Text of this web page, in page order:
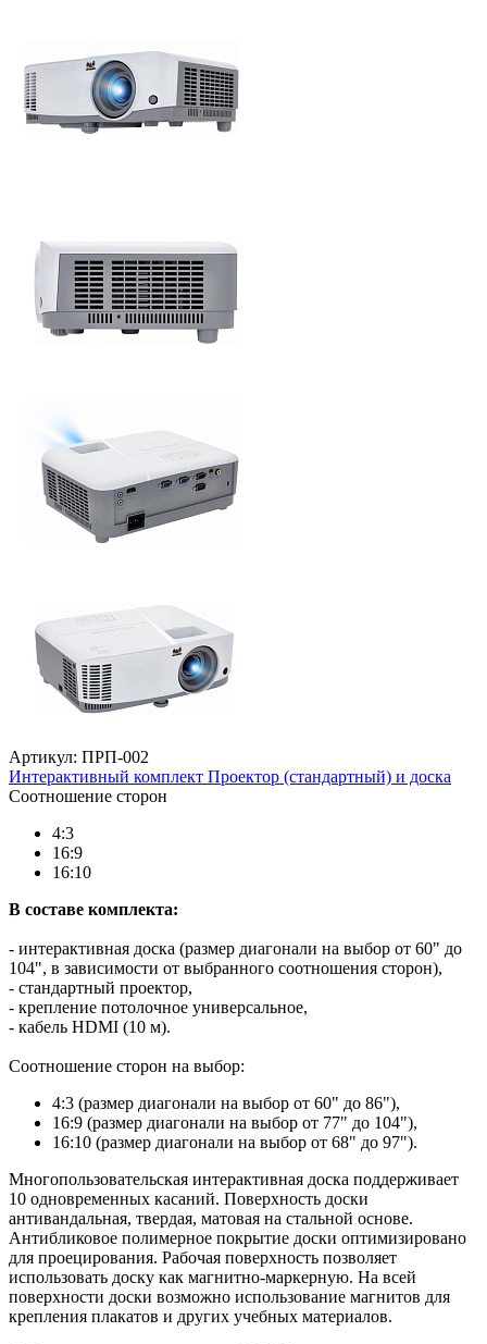
Артикул: ПРП-002
Интерактивный комплект Проектор (стандартный) и доска
Соотношение сторон
4:3
16:9
16:10
В составе комплекта:
- интерактивная доска (размер диагонали на выбор от 60" до
104", в зависимости от выбранного соотношения сторон),
- стандартный проектор,
- крепление потолочное универсальное,
- кабель HDMI (10 м).
Соотношение сторон на выбор:
4:3 (размер диагонали на выбор от 60" до 86"),
16:9 (размер диагонали на выбор от 77" до 104"),
16:10 (размер диагонали на выбор от 68" до 97").
Многопользовательская интерактивная доска поддерживает
10 одновременных касаний. Поверхность доски
антивандальная, твердая, матовая на стальной основе.
Антибликовое полимерное покрытие доски оптимизировано
для проецирования. Рабочая поверхность позволяет
использовать доску как магнитно-маркерную. На всей
поверхности доски возможно использование магнитов для
крепления плакатов и других учебных материалов.